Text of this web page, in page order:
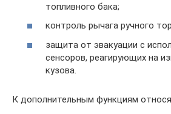
топливного бака;
контроль рычага ручного
защита от эвакуации с
сенсоров, реагирующих на
кузова.
К дополнительным функциям